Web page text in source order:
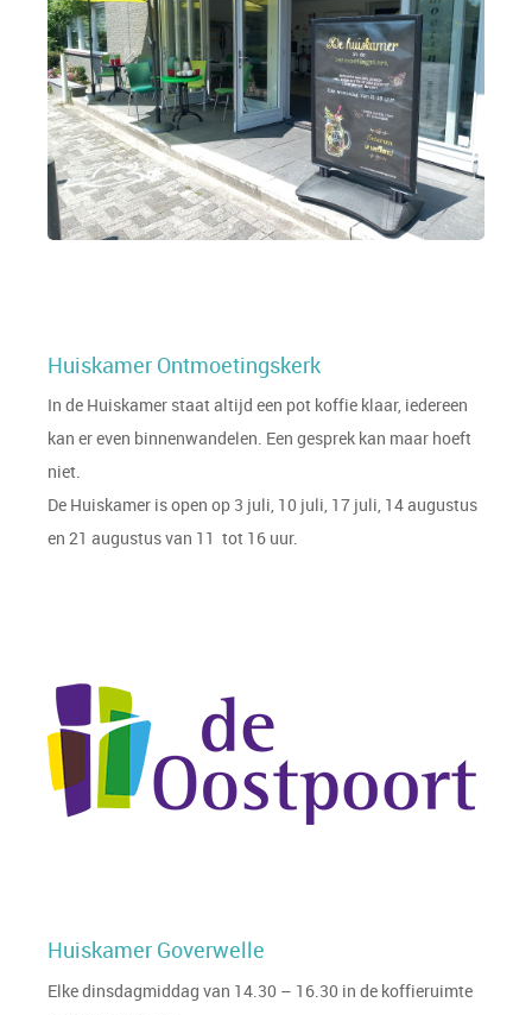
Huiskamer Ontmoetingskerk
In de Huiskamer staat altijd een pot koffie klaar, iedereen
kan er even binnenwandelen. Een gesprek kan maar hoeft
niet.
De Huiskamer is open op 3 juli, 10 juli, 17 juli, 14 augustus
en 21 augustus van 11 tot 16 uur.
Huiskamer Goverwelle
Elke dinsdagmiddag van 14.30 – 16.30 in de koffieruimte